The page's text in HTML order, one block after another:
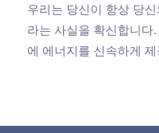
우리는 당신이 항상 당
라는 사실을 확신합니다
에 에너지를 신속하게